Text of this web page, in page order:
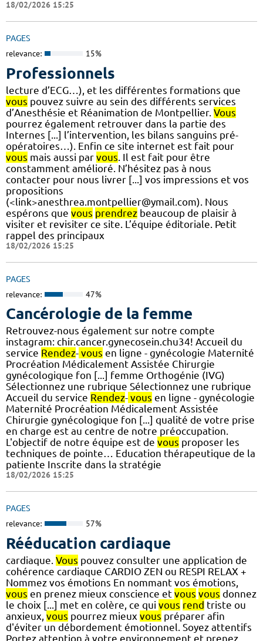
18/02/2026 15:25
PAGES
relevance: 15%
Professionnels
lecture d’ECG…), et les différentes formations que
vous pouvez suivre au sein des différents services
d’Anesthésie et Réanimation de Montpellier. Vous
pourrez également retrouver dans la partie des
Internes [...] l’intervention, les bilans sanguins pré-
opératoires…). Enfin ce site internet est fait pour
vous mais aussi par vous . Il est fait pour être
constamment amélioré. N’hésitez pas à nous
contacter pour nous livrer [...] vos impressions et vos
propositions
(<link>anesthrea.montpellier@ymail.com). Nous
espérons que vous prendrez beaucoup de plaisir à
visiter et revisiter ce site. L’équipe éditoriale. Petit
rappel des principaux
18/02/2026 15:25
PAGES
relevance: 47%
Cancérologie de la femme
Retrouvez-nous également sur notre compte
instagram: chir.cancer.gynecosein.chu34! Accueil du
service Rendez- vous en ligne - gynécologie Maternité
Procréation Médicalement Assistée Chirurgie
gynécologique fon [...] femme Orthogénie (IVG)
Sélectionnez une rubrique Sélectionnez une rubrique
Accueil du service Rendez- vous en ligne - gynécologie
Maternité Procréation Médicalement Assistée
Chirurgie gynécologique fon [...] qualité de votre prise
en charge est au centre de notre préoccupation.
L'objectif de notre équipe est de vous proposer les
techniques de pointe… Education thérapeutique de la
patiente Inscrite dans la stratégie
18/02/2026 15:25
PAGES
relevance: 57%
Rééducation cardiaque
cardiaque. Vous pouvez consulter une application de
cohérence cardiaque CARDIO ZEN ou RESPI RELAX +
Nommez vos émotions En nommant vos émotions,
vous en prenez mieux conscience et vous vous donnez
le choix [...] met en colère, ce qui vous rend triste ou
anxieux, vous pourrez mieux vous préparer afin
d'éviter un débordement émotionnel. Soyez attentifs
Portez attention à votre environnement et prenez